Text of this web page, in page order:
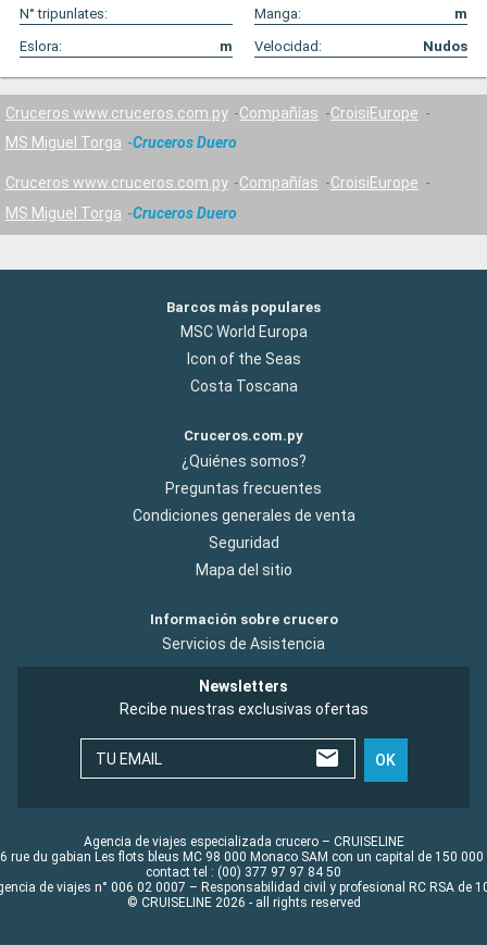
N° tripunlates:
Manga:
m
Eslora:
m Velocidad: Nudos
Cruceros www.cruceros.com.py Compañías
CroisiEurope
MS Miguel Torga
Cruceros Duero
Cruceros www.cruceros.com.py Compañías
CroisiEurope
MS Miguel Torga
Cruceros Duero
Barcos más populares
MSC World Europa
Icon of the Seas
Costa Toscana
Cruceros.com.py
¿Quiénes somos?
Preguntas frecuentes
Condiciones generales de venta
Seguridad
Mapa del sitio
Información sobre crucero
Servicios de Asistencia
Newsletters
Recibe nuestras exclusivas ofertas
TU EMAIL OK
Agencia de viajes especializada crucero – CRUISELINE
rue du gabian Les flots bleus MC 98 000 Monaco SAM con un capital de 150 000
contact tel : (00) 377 97 97 84 50
de viajes n° 006 02 0007 – Responsabilidad civil y profesional RC RSA de
© CRUISELINE 2026 - all rights reserved